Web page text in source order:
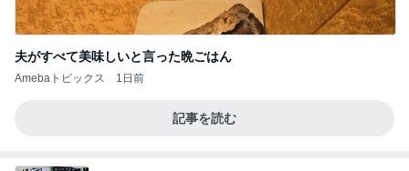
夫がすべて美味しいと言った晩ごはん
Amebaトピックス 1日前
記事を読む